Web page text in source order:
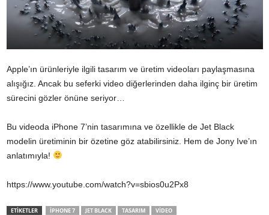
Apple’ın ürünleriyle ilgili tasarım ve üretim videoları paylaşmasına
alışığız. Ancak bu seferki video diğerlerinden daha ilginç bir üretim
sürecini gözler önüne seriyor…
Bu videoda iPhone 7’nin tasarımına ve özellikle de Jet Black
modelin üretiminin bir özetine göz atabilirsiniz. Hem de Jony Ive’ın
anlatımıyla!
https://www.youtube.com/watch?v=sbios0u2Px8
ETİKETLER IPHONE 7 JET BLACK TASARIM VIDEO